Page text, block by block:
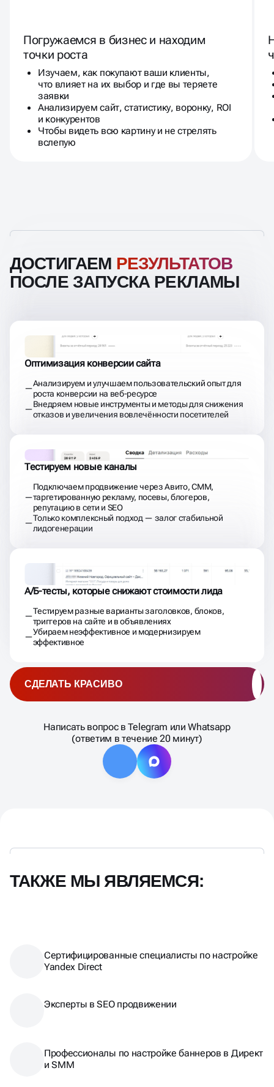
Погружаемся в бизнес и находим
точки роста
Изучаем, как покупают ваши клиенты,
что влияет на их выбор и где вы теряете
заявки
Анализируем сайт, статистику, воронку, ROI
и конкурентов
Чтобы видеть всю картину и не стрелять
вслепую
ДОСТИГАЕМ РЕЗУЛЬТАТОВ
ПОСЛЕ ЗАПУСКА РЕКЛАМЫ
Оптимизация конверсии сайта
Анализируем и улучшаем пользовательский опыт для
роста конверсии на веб-ресурсе
Внедряем новые инструменты и методы для снижения
отказов и увеличения вовлечённости посетителей
Тестируем новые каналы
Подключаем продвижение через Авито, СММ,
таргетированную рекламу, посевы, блогеров,
репутацию в сети и SEO
Только комплексный подход — залог стабильной
лидогенерации
А/Б-тесты, которые снижают стоимости лида
Тестируем разные варианты заголовков, блоков,
триггеров на сайте и в объявлениях
Убираем неэффективное и модернизируем
эффективное
Написать вопрос в Telegram или Whatsapp
(ответим в течение 20 минут)
СДЕЛАТЬ КРАСИВО
ТАКЖЕ МЫ ЯВЛЯЕМСЯ:
Сертифицированные специалисты по настройке
Yandex Direct
Эксперты в SEO продвижении
Профессионалы по настройке баннеров в Директ
и SMM